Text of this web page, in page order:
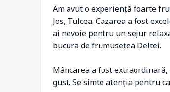
Am avut o experiență foarte
Jos, Tulcea. Cazarea a fost
ai nevoie pentru un sejur
bucura de frumusețea Deltei.
Mâncarea a fost
gust. Se simte atenția pentru